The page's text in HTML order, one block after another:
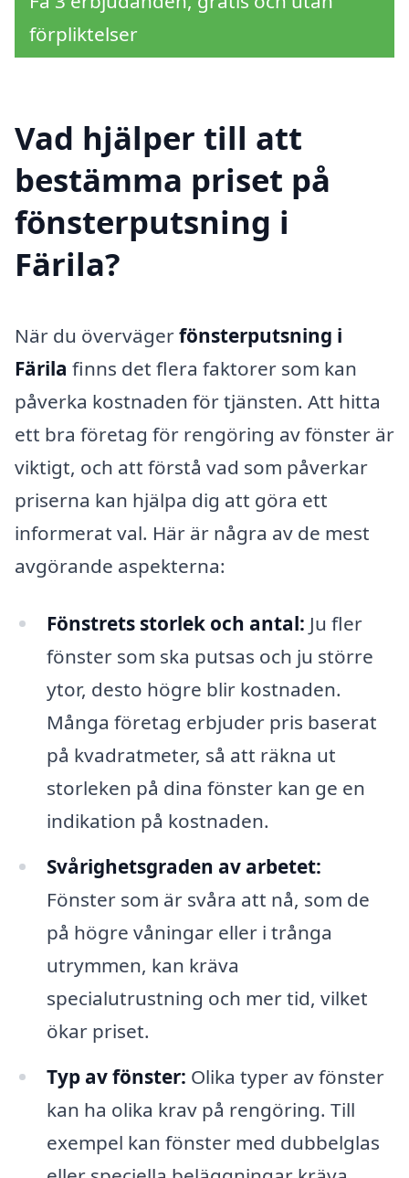
förpliktelser
Vad hjälper till att
bestämma priset på
fönsterputsning i
Färila?
När du övervägerfönsterputsning i
Färila finns det flera faktorer som kan
påverka kostnaden för tjänsten. Att hitta
ett bra företag för rengöring av fönster är
viktigt, och att förstå vad som påverkar
priserna kan hjälpa dig att göra ett
informerat val. Här är några av de mest
avgörande aspekterna:
Fönstrets storlek och antal: Ju fler
fönster som ska putsas och ju större
ytor, desto högre blir kostnaden.
Många företag erbjuder pris baserat
på kvadratmeter, så att räkna ut
storleken på dina fönster kan ge en
indikation på kostnaden.
Svårighetsgraden av arbetet:
Fönster som är svåra att nå, som de
på högre våningar eller i trånga
utrymmen, kan kräva
specialutrustning och mer tid, vilket
ökar priset.
Typ av fönster: Olika typer av fönster
kan ha olika krav på rengöring. Till
exempel kan fönster med dubbelglas